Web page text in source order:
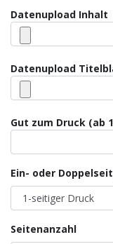
Datenupload Inhalt
Datenupload
Gut zum Druck (ab
Ein- oder
Seitenanzahl